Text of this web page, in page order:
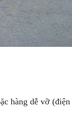
hàng dễ vỡ